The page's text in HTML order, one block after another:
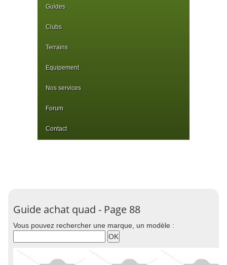
Guides
Clubs
Terrains
Equipement
Nos services
Forum
Contact
Guide achat quad - Page 88
Vous pouvez rechercher une marque, un modèle :